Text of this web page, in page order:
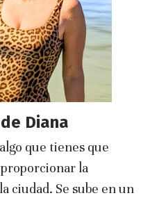
Diana
que tienes que
la
ciudad. Se sube en un